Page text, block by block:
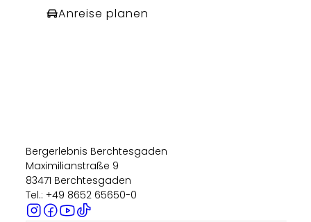
Anreise planen
Bergerlebnis Berchtesgaden
Maximilianstraße 9
83471 Berchtesgaden
Tel.: +49 8652 65650-0